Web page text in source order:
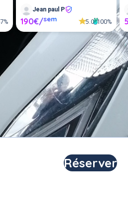
Réserver
Jean paul P
190€/sem 5.0 100%
scooter entre
ou proposer un
en location.
une annonce